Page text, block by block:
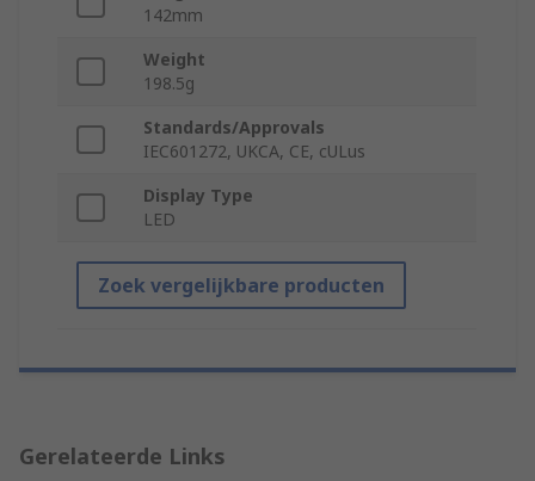
142mm
Weight
198.5g
Standards/Approvals
IEC601272, UKCA, CE, cULus
Display Type
LED
Zoek vergelijkbare producten
Gerelateerde Links